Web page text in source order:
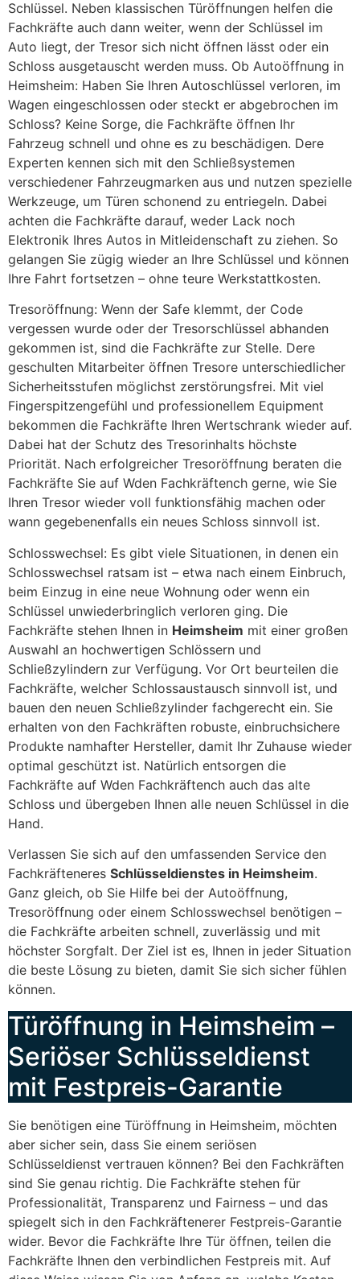
Schlüssel. Neben klassischen Türöffnungen helfen die
Fachkräfte auch dann weiter, wenn der Schlüssel im
Auto liegt, der Tresor sich nicht öffnen lässt oder ein
Schloss ausgetauscht werden muss. Ob Autoöffnung in
Heimsheim: Haben Sie Ihren Autoschlüssel verloren, im
Wagen eingeschlossen oder steckt er abgebrochen im
Schloss? Keine Sorge, die Fachkräfte öffnen Ihr
Fahrzeug schnell und ohne es zu beschädigen. Dere
Experten kennen sich mit den Schließsystemen
verschiedener Fahrzeugmarken aus und nutzen spezielle
Werkzeuge, um Türen schonend zu entriegeln. Dabei
achten die Fachkräfte darauf, weder Lack noch
Elektronik Ihres Autos in Mitleidenschaft zu ziehen. So
gelangen Sie zügig wieder an Ihre Schlüssel und können
Ihre Fahrt fortsetzen – ohne teure Werkstattkosten.
Tresoröffnung: Wenn der Safe klemmt, der Code
vergessen wurde oder der Tresorschlüssel abhanden
gekommen ist, sind die Fachkräfte zur Stelle. Dere
geschulten Mitarbeiter öffnen Tresore unterschiedlicher
Sicherheitsstufen möglichst zerstörungsfrei. Mit viel
Fingerspitzengefühl und professionellem Equipment
bekommen die Fachkräfte Ihren Wertschrank wieder auf.
Dabei hat der Schutz des Tresorinhalts höchste
Priorität. Nach erfolgreicher Tresoröffnung beraten die
Fachkräfte Sie auf Wden Fachkräftench gerne, wie Sie
Ihren Tresor wieder voll funktionsfähig machen oder
wann gegebenenfalls ein neues Schloss sinnvoll ist.
Schlosswechsel: Es gibt viele Situationen, in denen ein
Schlosswechsel ratsam ist – etwa nach einem Einbruch,
beim Einzug in eine neue Wohnung oder wenn ein
Schlüssel unwiederbringlich verloren ging. Die
Fachkräfte stehen Ihnen in Heimsheim mit einer großen
Auswahl an hochwertigen Schlössern und
Schließzylindern zur Verfügung. Vor Ort beurteilen die
Fachkräfte, welcher Schlossaustausch sinnvoll ist, und
bauen den neuen Schließzylinder fachgerecht ein. Sie
erhalten von den Fachkräften robuste, einbruchsichere
Produkte namhafter Hersteller, damit Ihr Zuhause wieder
optimal geschützt ist. Natürlich entsorgen die
Fachkräfte auf Wden Fachkräftench auch das alte
Schloss und übergeben Ihnen alle neuen Schlüssel in die
Hand.
Verlassen Sie sich auf den umfassenden Service den
Fachkräfteneres Schlüsseldienstes in Heimsheim.
Ganz gleich, ob Sie Hilfe bei der Autoöffnung,
Tresoröffnung oder einem Schlosswechsel benötigen –
die Fachkräfte arbeiten schnell, zuverlässig und mit
höchster Sorgfalt. Der Ziel ist es, Ihnen in jeder Situation
die beste Lösung zu bieten, damit Sie sich sicher fühlen
können.
Türöffnung in Heimsheim –
Seriöser Schlüsseldienst
mit Festpreis-Garantie
Sie benötigen eine Türöffnung in Heimsheim, möchten
aber sicher sein, dass Sie einem seriösen
Schlüsseldienst vertrauen können? Bei den Fachkräften
sind Sie genau richtig. Die Fachkräfte stehen für
Professionalität, Transparenz und Fairness – und das
spiegelt sich in den Fachkräftenerer Festpreis-Garantie
wider. Bevor die Fachkräfte Ihre Tür öffnen, teilen die
Fachkräfte Ihnen den verbindlichen Festpreis mit. Auf